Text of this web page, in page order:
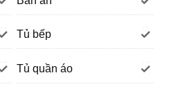
Tủ bếp
Tủ quần áo